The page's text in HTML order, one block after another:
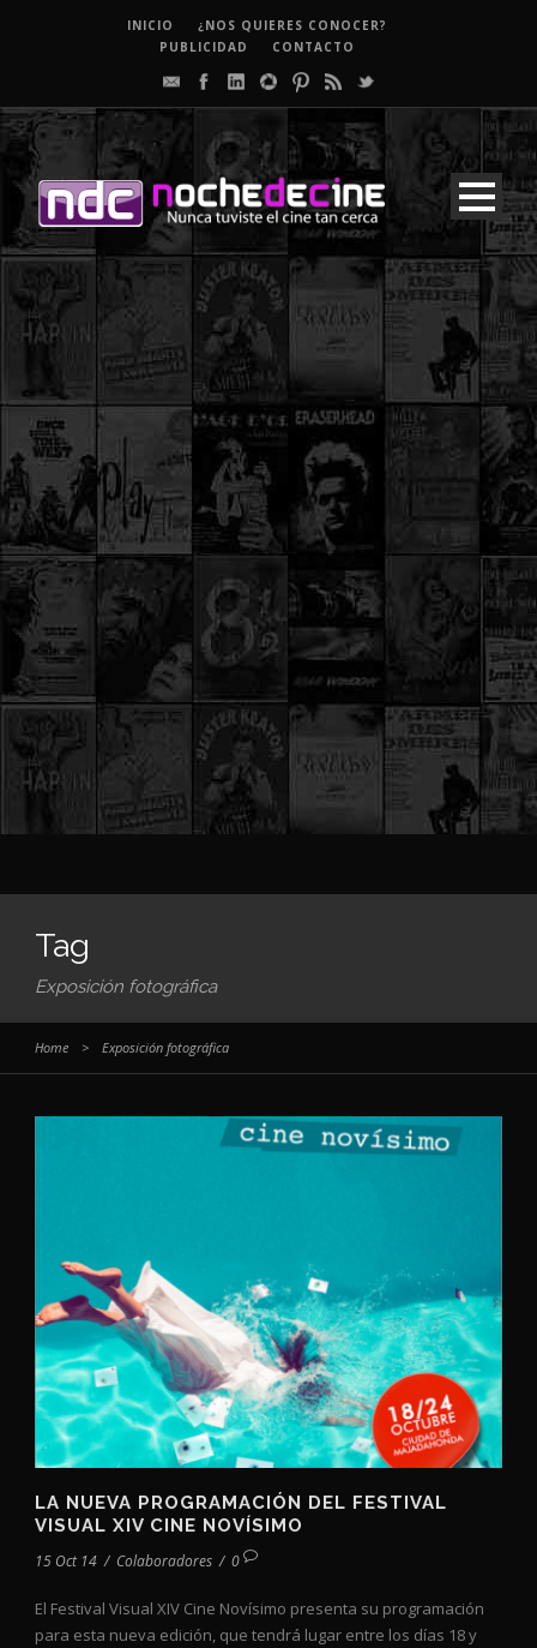
INICIO
¿NOS QUIERES CONOCER?
PUBLICIDAD
CONTACTO
Tag
Exposición fotográfica
Home > Exposición fotográfica
LA NUEVA PROGRAMACIÓN DEL FESTIVAL
VISUAL XIV CINE NOVÍSIMO
15 Oct 14 / Colaboradores / 0
El Festival Visual XIV Cine Novísimo presenta su programación
para esta nueva edición, que tendrá lugar entre los días 18 y